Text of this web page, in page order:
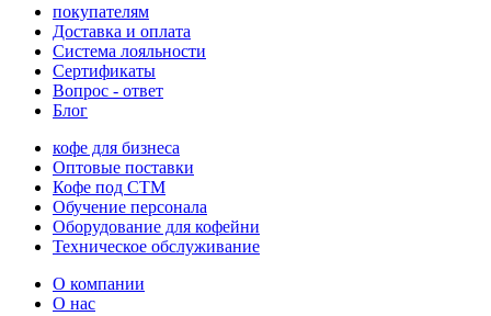
покупателям
Доставка и оплата
Система лояльности
Сертификаты
Вопрос - ответ
Блог
кофе для бизнеса
Оптовые поставки
Кофе под СТМ
Обучение персонала
Оборудование для кофейни
Техническое обслуживание
О компании
О нас